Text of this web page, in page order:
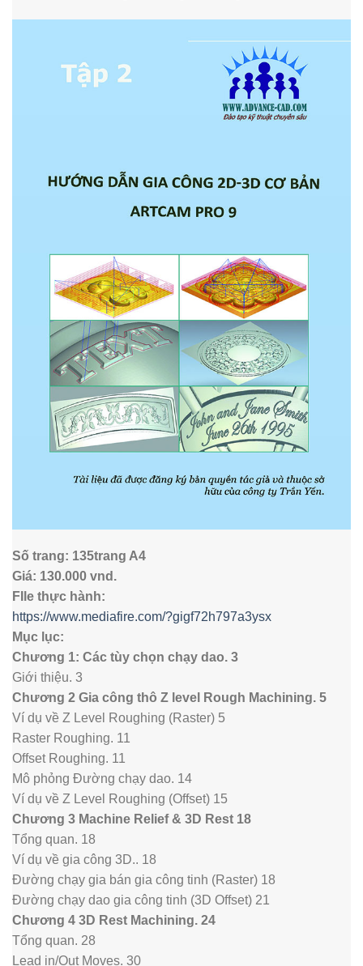
Số trang: 135trang A4
Giá: 130.000 vnd.
FIle thực hành:
https://www.mediafire.com/?gigf72h797a3ysx
Mục lục:
Chương 1: Các tùy chọn chạy dao. 3
Giới thiệu. 3
Chương 2 Gia công thô Z level Rough Machining. 5
Ví dụ về Z Level Roughing (Raster) 5
Raster Roughing. 11
Offset Roughing. 11
Mô phỏng Đường chạy dao. 14
Ví dụ về Z Level Roughing (Offset) 15
Chương 3 Machine Relief & 3D Rest 18
Tổng quan. 18
Ví dụ về gia công 3D.. 18
Đường chạy gia bán gia công tinh (Raster) 18
Đường chạy dao gia công tinh (3D Offset) 21
Chương 4 3D Rest Machining. 24
Tổng quan. 28
Lead in/Out Moves. 30